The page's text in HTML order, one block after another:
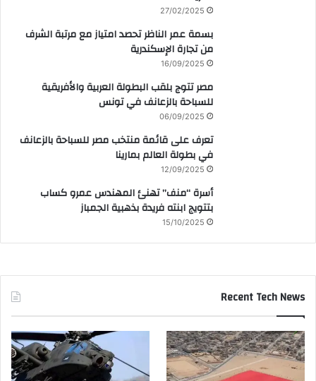
27/02/2025
بسمة عمر الناظر تحصد امتياز مع مرتبة الشرف
من تجارة الإسكندرية
16/09/2025
مصر تتوج بلقب البطولة العربية والأفريقية
للسباحة بالزعانف في تونس
06/09/2025
تعرف على قائمة منتخب مصر للسباحة بالزعانف
في بطولة العالم بمارينا
12/09/2025
أسرة “منف” تهنئ المهندس عمرو كساب
بتتويج ابنته فريدة بذهبية الجمباز
15/10/2025
Recent Tech News